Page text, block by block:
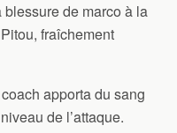
de marco à la
fraîchement
apporta du sang
de l’attaque.